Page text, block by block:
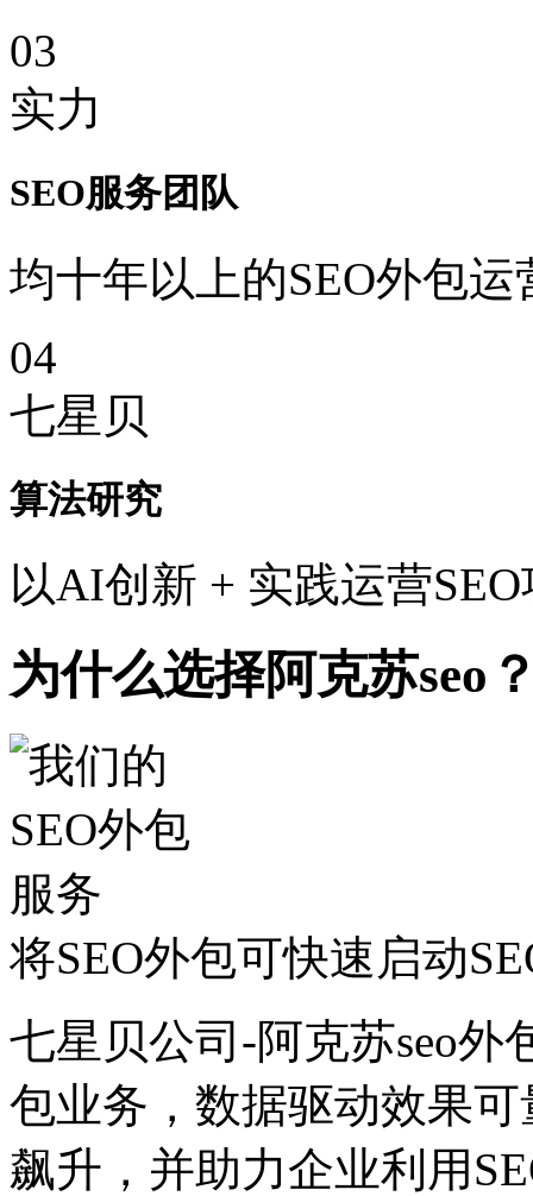
03
实力
SEO服务团队
均十年以上的SEO外包运
04
七星贝
算法研究
以AI创新 + 实践运营
为什么选择阿克苏seo
将SEO外包可快速启动
七星贝公司-阿克苏seo外
包业务，数据驱动效果
飙升，并助力企业利用